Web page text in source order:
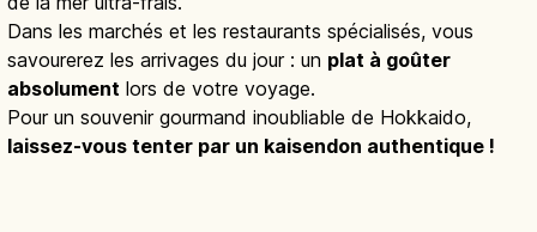
Dans les marchés et les restaurants spécialisés, vous
savourerez les arrivages du jour : un plat à goûter
absolument lors de votre voyage.
Pour un souvenir gourmand inoubliable de Hokkaido,
laissez-vous tenter par un kaisendon authentique !